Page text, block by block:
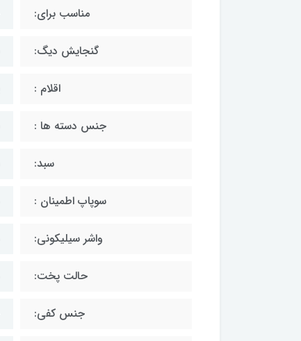
مناسب برای:
گنجایش دیگ:
اقلام :
جنس دسته ها :
سبد:
سوپاپ اطمینان :
واشر سیلیکونی:
حالت پخت:
جنس کفی: